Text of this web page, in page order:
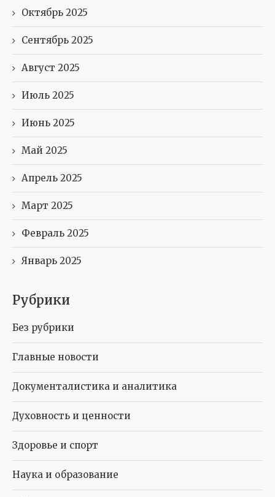
Октябрь 2025
Сентябрь 2025
Август 2025
Июль 2025
Июнь 2025
Май 2025
Апрель 2025
Март 2025
Февраль 2025
Январь 2025
Рубрики
Без рубрики
Главные новости
Документалистика и аналитика
Духовность и ценности
Здоровье и спорт
Наука и образование